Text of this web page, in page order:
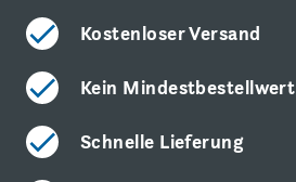
Kostenloser Versand
Kein Mindestbestellwert
Schnelle Lieferung